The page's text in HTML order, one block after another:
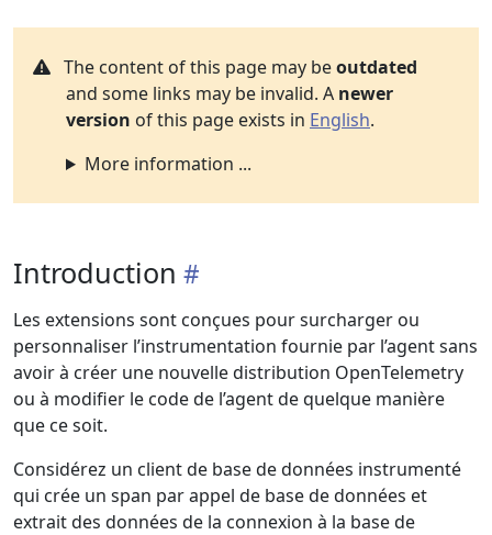
The content of this page may beoutdated
and some links may be invalid. A newer
version of this page exists in English.
More information ...
Introduction
Les extensions sont conçues pour surcharger ou
personnaliser l’instrumentation fournie par l’agent sans
avoir à créer une nouvelle distribution OpenTelemetry
ou à modifier le code de l’agent de quelque manière
que ce soit.
Considérez un client de base de données instrumenté
qui crée un span par appel de base de données et
extrait des données de la connexion à la base de